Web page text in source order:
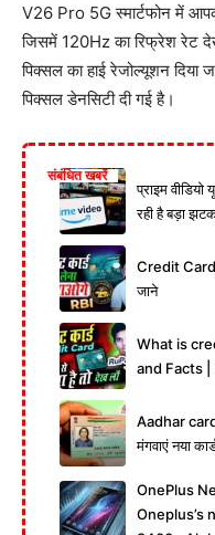
V26 Pro 5G स्मार्टफोन में
जिसमें 120Hz का रिफ्रेश रेट
पिक्सल का हाई रेजोल्यूशन
पिक्सल डेनसिटी दी गई है।
संबंधित खबरें
प्राइम
रही है बड़ा
Credit Card
जाने
What is
and Facts
Aadhar card
मंगवाएं नया
OnePlus
Oneplus’s